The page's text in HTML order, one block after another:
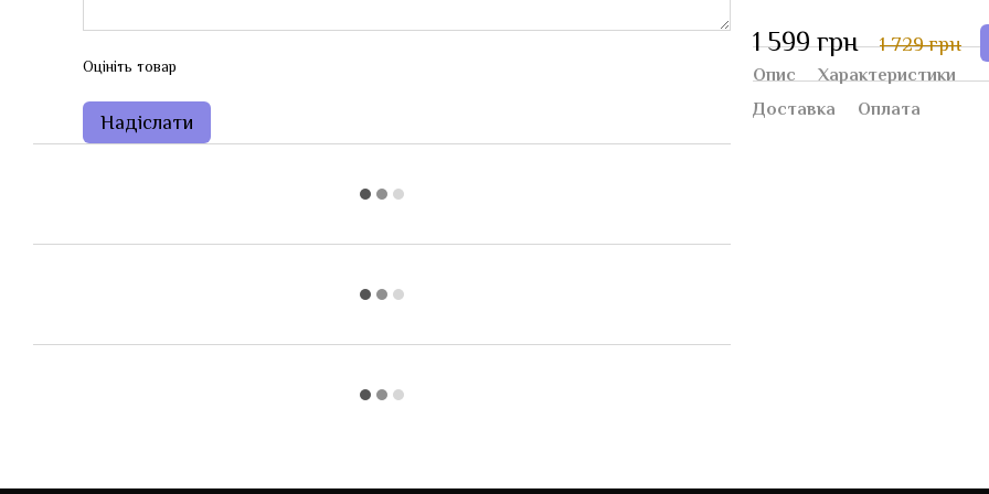
Оцініть товар
Надіслати
1 599 грн 1 729 грн
Опис
Характеристики
Доставка
Оплата